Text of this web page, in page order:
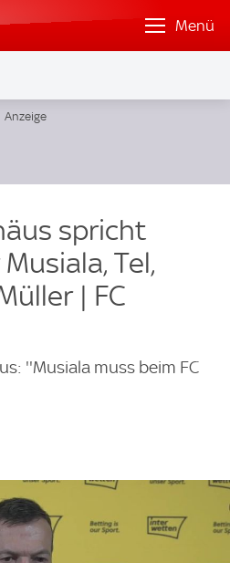
Menü
spricht
Tel,
| FC
''Musiala muss beim FC